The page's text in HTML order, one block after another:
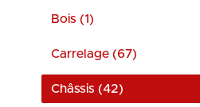
Bois (1)
Carrelage (67)
Châssis (42)